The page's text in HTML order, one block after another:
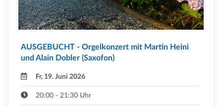
AUSGEBUCHT - Orgelkonzert mit Martin Heini
und Alain Dobler (Saxofon)
Fr, 19. Juni 2026
20:00 - 21:30 Uhr